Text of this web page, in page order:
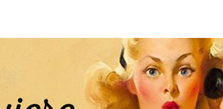
CORREA | LA NIEVE